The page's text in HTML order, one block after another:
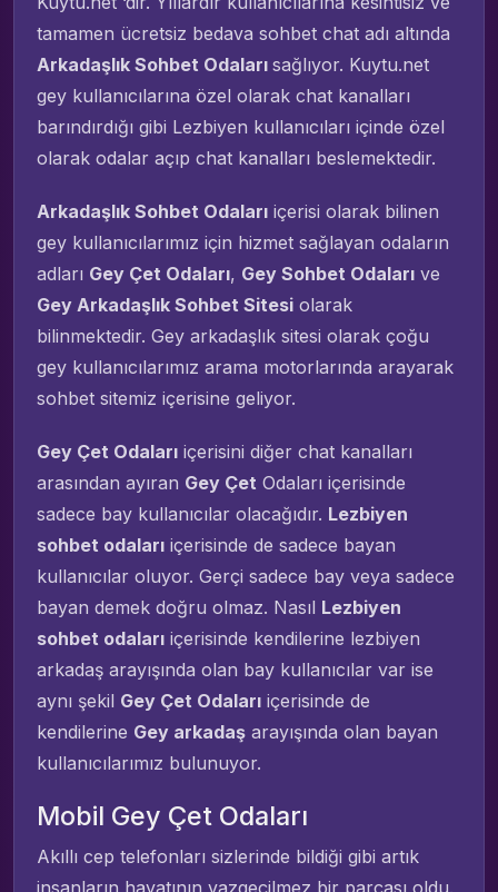
tamamen ücretsiz bedava sohbet chat adı altında
Arkadaşlık Sohbet Odaları sağlıyor. Kuytu.net
gey kullanıcılarına özel olarak chat kanalları
barındırdığı gibi Lezbiyen kullanıcıları içinde özel
olarak odalar açıp chat kanalları beslemektedir.
Arkadaşlık Sohbet Odaları içerisi olarak bilinen
gey kullanıcılarımız için hizmet sağlayan odaların
adları Gey Çet Odaları, Gey Sohbet Odaları ve
Gey Arkadaşlık Sohbet Sitesi olarak
bilinmektedir. Gey arkadaşlık sitesi olarak çoğu
gey kullanıcılarımız arama motorlarında arayarak
sohbet sitemiz içerisine geliyor.
Gey Çet Odaları içerisini diğer chat kanalları
arasından ayıran Gey Çet Odaları içerisinde
sadece bay kullanıcılar olacağıdır. Lezbiyen
sohbet odaları içerisinde de sadece bayan
kullanıcılar oluyor. Gerçi sadece bay veya sadece
bayan demek doğru olmaz. Nasıl Lezbiyen
sohbet odaları içerisinde kendilerine lezbiyen
arkadaş arayışında olan bay kullanıcılar var ise
aynı şekil Gey Çet Odaları içerisinde de
kendilerine Gey arkadaş arayışında olan bayan
kullanıcılarımız bulunuyor.
Mobil Gey Çet Odaları
Akıllı cep telefonları sizlerinde bildiği gibi artık